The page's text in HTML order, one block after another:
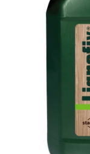
hvězdiček.